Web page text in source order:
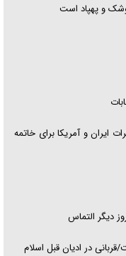
و پهپاد است
ایران و آمریکا برای خاتمه
دیگر التماس
در ادیان قبل اسلام